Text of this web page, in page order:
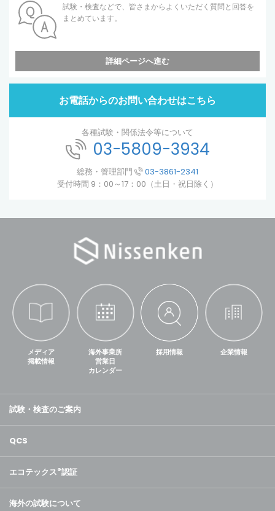
試験・検査などで、皆さまからよくいただく質問と回答を
まとめています。
詳細ページへ進む
お電話からのお問い合わせはこちら
各種試験・関係法令等について
03-5809-3934
総務・管理部門
03-3861-2341
受付時間 9：00～17：00（土日・祝日除く）
メディア
掲載情報
海外事業所
営業日
カレンダー
採用情報 企業情報
試験・検査のご案内
QCS
エコテックス®認証
海外の試験について